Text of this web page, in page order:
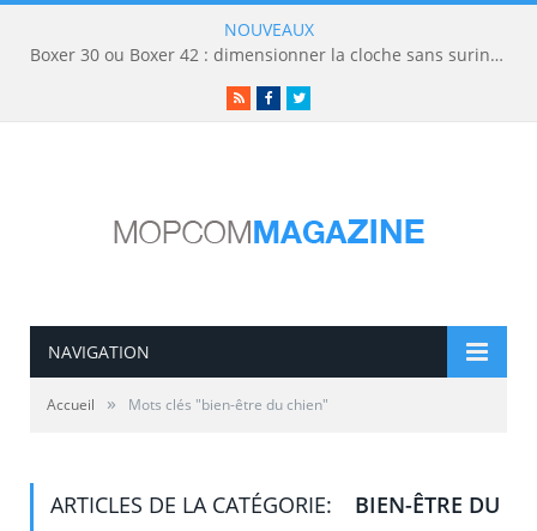
NOUVEAUX
Boxer 30 ou Boxer 42 : dimensionner la cloche sans surinvestir
RSSFacebookTwitter
NAVIGATION
Accueil » Mots clés "bien-être du chien"
ARTICLES DE LA CATÉGORIE:
BIEN-ÊTRE DU